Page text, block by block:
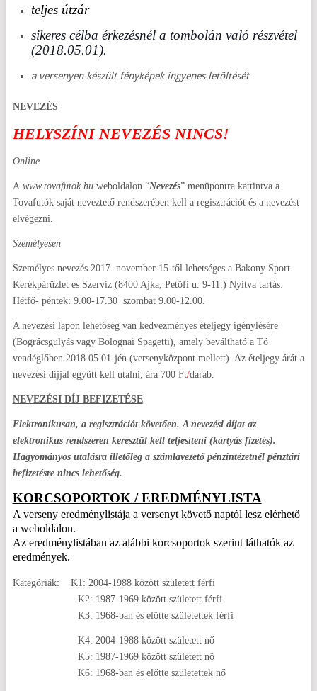
teljes útzár
sikeres célba érkezésnél a tombolán való részvétel
(2018.05.01).
a versenyen készült fényképek ingyenes letöltését
NEVEZÉS
HELYSZÍNI NEVEZÉS NINCS!
Online
A www.tovafutok.huweboldalon “Nevezés” menüpontra kattintva a
Tovafutók saját neveztető rendszerében kell a regisztrációt és a nevezést
elvégezni.
Személyesen
Személyes nevezés 2017. november 15-től lehetséges a Bakony Sport
Kerékpárüzlet és Szerviz (8400 Ajka, Petőfi u. 9-11.) Nyitva tartás:
Hétfő- péntek: 9.00-17.30 szombat 9.00-12.00.
A nevezési lapon lehetőség van kedvezményes ételjegy igénylésére
(Bográcsgulyás vagy Bolognai Spagetti), amely beváltható a Tó
vendéglőben 2018.05.01-jén (versenyközpont mellett). Az ételjegy árát a
nevezési díjjal együtt kell utalni, ára 700 Ft/darab.
NEVEZÉSI DÍJ BEFIZETÉSE
Elektronikusan, a regisztrációt követően. A nevezési díjat az
elektronikus rendszeren keresztül kell teljesíteni (kártyás fizetés).
Hagyományos utalásra illetőleg a számlavezető pénzintézetnél pénztári
befizetésre nincs lehetőség.
KORCSOPORTOK / EREDMÉNYLISTA
A verseny eredménylistája a versenyt követő naptól lesz elérhető
a weboldalon.
Az eredménylistában az alábbi korcsoportok szerint láthatók az
eredmények.
Kategóriák: K1: 2004-1988 között született férfi
K2: 1987-1969 között született férfi
K3: 1968-ban és előtte születettek férfi
K4: 2004-1988 között született nő
K5: 1987-1969 között született nő
K6: 1968-ban és előtte születettek nő